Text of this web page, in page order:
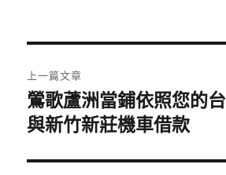
章
導
覽
上一篇文章
上
一
文
鶯歌蘆洲當鋪依照您的
與新竹新莊機車借款